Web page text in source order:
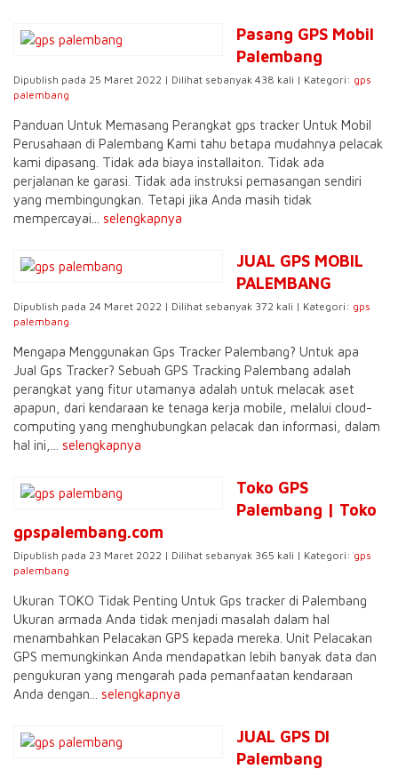
Pasang GPS Mobil
Palembang
Dipublish pada 25 Maret 2022 | Dilihat sebanyak 438 kali | Kategori: gps
palembang
Panduan Untuk Memasang Perangkat gps tracker Untuk Mobil
Perusahaan di Palembang Kami tahu betapa mudahnya pelacak
kami dipasang. Tidak ada biaya installaiton. Tidak ada
perjalanan ke garasi. Tidak ada instruksi pemasangan sendiri
yang membingungkan. Tetapi jika Anda masih tidak
mempercayai... selengkapnya
JUAL GPS MOBIL
PALEMBANG
Dipublish pada 24 Maret 2022 | Dilihat sebanyak 372 kali | Kategori: gps
palembang
Mengapa Menggunakan Gps Tracker Palembang? Untuk apa
Jual Gps Tracker? Sebuah GPS Tracking Palembang adalah
perangkat yang fitur utamanya adalah untuk melacak aset
apapun, dari kendaraan ke tenaga kerja mobile, melalui cloud-
computing yang menghubungkan pelacak dan informasi, dalam
hal ini,... selengkapnya
Toko GPS
Palembang | Toko
gpspalembang.com
Dipublish pada 23 Maret 2022 | Dilihat sebanyak 365 kali | Kategori: gps
palembang
Ukuran TOKO Tidak Penting Untuk Gps tracker di Palembang
Ukuran armada Anda tidak menjadi masalah dalam hal
menambahkan Pelacakan GPS kepada mereka. Unit Pelacakan
GPS memungkinkan Anda mendapatkan lebih banyak data dan
pengukuran yang mengarah pada pemanfaatan kendaraan
Anda dengan... selengkapnya
JUAL GPS DI
Palembang